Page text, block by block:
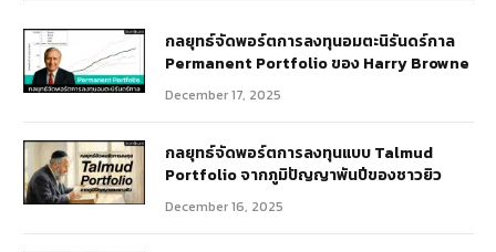
กลยุทธ์​จัดพอร์ตการลงทุนอมตะนิรันดร์กาล
Permanent Portfolio ของ Harry Browne
December 17, 2025
กลยุทธ์จัดพอร์ตการลงทุนแบบ Talmud
Portfolio จากภูมิปัญญาพันปีของชาวยิว
December 16, 2025